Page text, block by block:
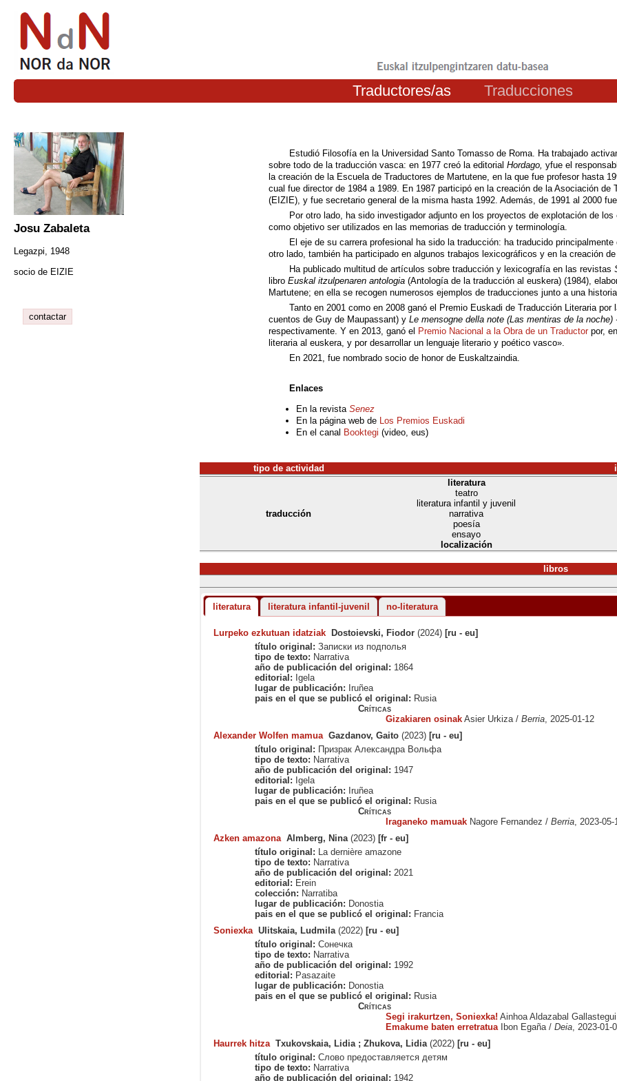
Traductores/as Traducciones
Josu Zabaleta
Legazpi, 1948
socio de EIZIE
contactar
Estudió Filosofía en la Universidad Santo Tomasso de Roma. Ha trabajado
sobre todo de la traducción vasca: en 1977 creó la editorial Hordago, yfue el
la creación de la Escuela de Traductores de Martutene, en la que fue profesor hasta
cual fue director de 1984 a 1989. En 1987 participó en la creación de la Asociación
(EIZIE), y fue secretario general de la misma hasta 1992. Además, de 1991 al 2000
Por otro lado, ha sido investigador adjunto en los proyectos de explotación de
como objetivo ser utilizados en las memorias de traducción y terminología.
El eje de su carrera profesional ha sido la traducción: ha traducido
otro lado, también ha participado en algunos trabajos lexicográficos y en la creación
Ha publicado multitud de artículos sobre traducción y lexicografía en las revistas
libro Euskal itzulpenaren antologia (Antología de la traducción al euskera) (1984),
Martutene; en ella se recogen numerosos ejemplos de traducciones junto a una
Tanto en 2001 como en 2008 ganó el Premio Euskadi de Traducción Literaria
cuentos de Guy de Maupassant) y Le mensogne della note (Las mentiras de la noche)
respectivamente. Y en 2013, ganó el Premio Nacional a la Obra de un Traductorpor,
literaria al euskera, y por desarrollar un lenguaje literario y poético vasco».
En 2021, fue nombrado socio de honor de Euskaltzaindia.
Enlaces
En la revista Senez
En la página web de
Los Premios Euskadi
En el canal Booktegi (video, eus)
tipo de actividad
traducción
literatura
teatro
literatura infantil y juvenil
narrativa
poesía
ensayo
localización
libros
literatura literatura infantil-juvenil no-literatura
Lurpeko ezkutuan idatziak Dostoievski, Fiodor(2024) [ru - eu]
título original: Записки из подполья
tipo de texto: Narrativa
año de publicación del original: 1864
editorial: Igela
lugar de publicación: Iruñea
pais en el que se publicó el original: Rusia
Críticas
Gizakiaren osinakAsier Urkiza / Berria, 2025-01-12
Alexander Wolfen mamua Gazdanov, Gaito(2023) [ru - eu]
título original: Призрак Александра Вольфа
tipo de texto: Narrativa
año de publicación del original: 1947
editorial: Igela
lugar de publicación: Iruñea
pais en el que se publicó el original: Rusia
Críticas
Iraganeko mamuakNagore Fernandez / Berria, 2023-05-
Azken amazona Almberg, Nina(2023) [fr - eu]
título original: La dernière amazone
tipo de texto: Narrativa
año de publicación del original: 2021
editorial: Erein
colección: Narratiba
lugar de publicación: Donostia
pais en el que se publicó el original: Francia
Soniexka Ulitskaia, Ludmila(2022) [ru - eu]
título original: Сонечка
tipo de texto: Narrativa
año de publicación del original: 1992
editorial: Pasazaite
lugar de publicación: Donostia
pais en el que se publicó el original: Rusia
Críticas
Segi irakurtzen, Soniexka! Ainhoa Aldazabal
Emakume baten erretratuaIbon Egaña / Deia, 2023-01-
Haurrek hitza Txukovskaia, Lidia ; Zhukova, Lidia(2022) [ru - eu]
título original: Слово предоставляется детям
tipo de texto: Narrativa
año de publicación del original: 1942